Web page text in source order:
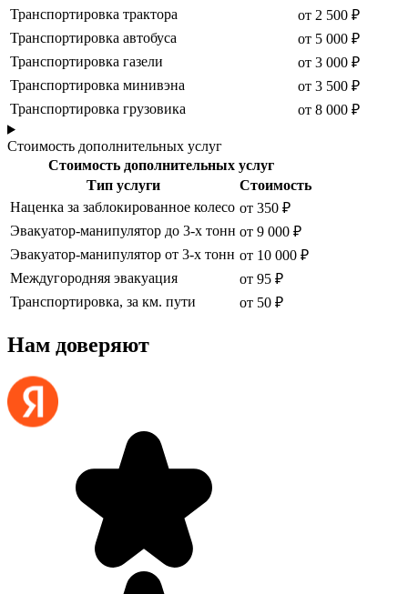
Транспортировка трактора
от 2 500 ₽
Транспортировка автобуса
от 5 000 ₽
Транспортировка газели
от 3 000 ₽
Транспортировка минивэна
от 3 500 ₽
Транспортировка грузовика
от 8 000 ₽
Стоимость дополнительных услуг
Стоимость дополнительных услуг
Тип услуги
Стоимость
Наценка за заблокированное колесо от 350 ₽
Эвакуатор-манипулятор до 3-х тонн от 9 000 ₽
Эвакуатор-манипулятор от 3-х тонн от 10 000 ₽
Междугородняя эвакуация
от 95 ₽
Транспортировка, за км. пути
от 50 ₽
Нам доверяют